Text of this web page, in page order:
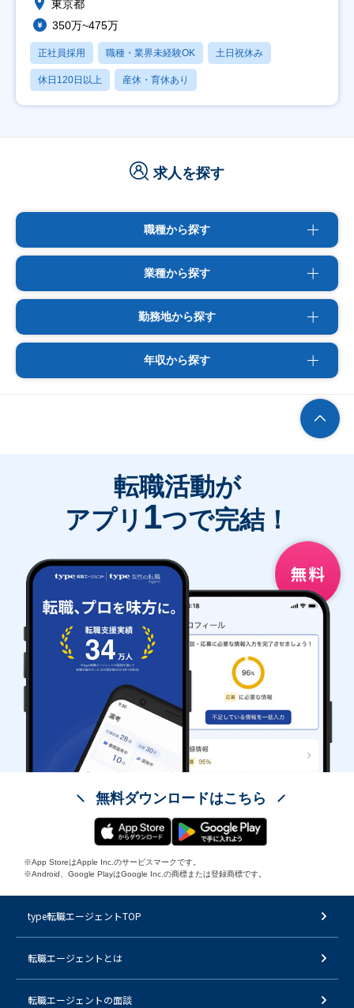
東京都
350万~475万
正社員採用 職種・業界未経験OK 土日祝休み
休日120日以上 産休・育休あり
求人を探す
職種から探す
業種から探す
勤務地から探す
年収から探す
転職活動が
アプリ 1つで完結！
無料ダウンロードはこちら
※App StoreはApple Inc.のサービスマークです。
※Android、Google PlayはGoogle Inc.の商標または登録商標です。
type転職エージェントTOP
転職エージェントとは
転職エージェントの面談